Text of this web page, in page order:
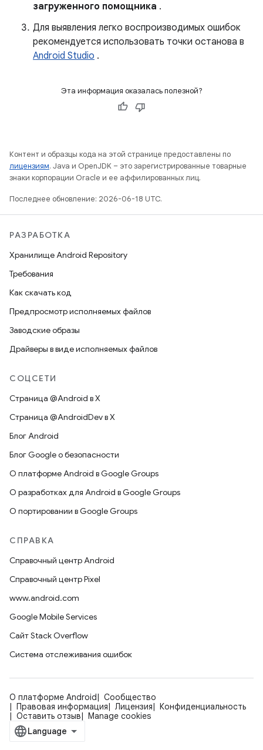
загруженного помощника .
Для выявления легко воспроизводимых ошибок
рекомендуется использовать точки останова в
Android Studio .
Эта информация оказалась полезной?
Контент и образцы кода на этой странице предоставлены по
лицензиям. Java и OpenJDK – это зарегистрированные товарные
знаки корпорации Oracle и ее аффилированных лиц.
Последнее обновление: 2026-06-18 UTC.
РАЗРАБОТКА
Хранилище Android Repository
Требования
Как скачать код
Предпросмотр исполняемых файлов
Заводские образы
Драйверы в виде исполняемых файлов
СОЦСЕТИ
Страница @Android в X
Страница @AndroidDev в X
Блог Android
Блог Google о безопасности
О платформе Android в Google Groups
О разработках для Android в Google Groups
О портировании в Google Groups
СПРАВКА
Справочный центр Android
Справочный центр Pixel
www.android.com
Google Mobile Services
Сайт Stack Overflow
Система отслеживания ошибок
О платформе Android
Сообщество
Правовая информация
Лицензия
Конфиденциальность
Оставить отзыв
Manage cookies